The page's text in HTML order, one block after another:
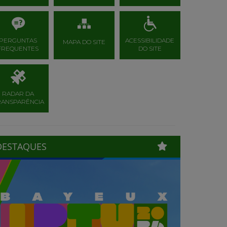
MAPA DO SITE
ACESSIBILIDADE
DO SITE
RADAR DA